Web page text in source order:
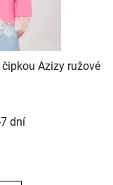
Azizy ružové
dní